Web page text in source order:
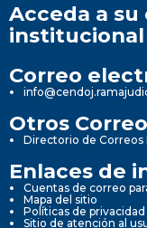
Acceda a
institucional
Correo
Otros
Directorio de
Enlaces de
Cuentas de correo
Mapa del sitio
Políticas de
Sitio de atención al